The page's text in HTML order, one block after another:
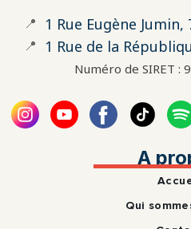
📍 1 Rue Eugène Jumin,
📍 1 Rue de la
Numéro de SIRET :
A
Qui